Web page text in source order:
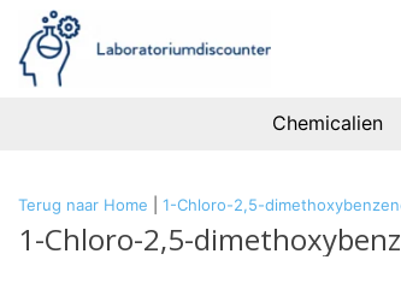
Chemicalien
Terug naar Home 1-Chloro-2,5-
1-Chloro-2,5-